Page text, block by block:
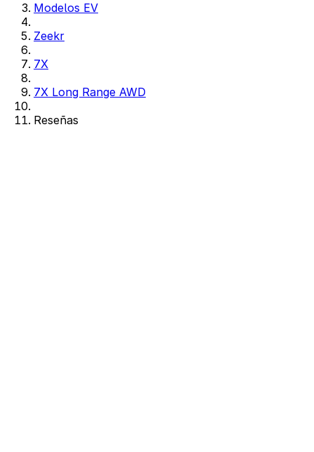
Modelos EV
Zeekr
7X
7X Long Range AWD
Reseñas